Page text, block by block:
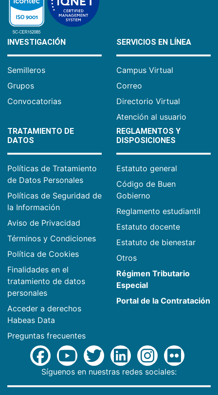
INVESTIGACIÓN
Semilleros
Grupos
Convocatorias
SERVICIOS EN LÍNEA
Campus Virtual
Correo
Directorio Virtual
Atención al usuario
TRATAMIENTO DE
DATOS
Políticas de Tratamiento
de Datos Personales
Políticas de Seguridad de
la Información
Aviso de Privacidad
Términos y Condiciones
Política de Cookies
Finalidades en el
tratamiento de datos
personales
Acceder a derechos
Habeas Data
Preguntas frecuentes
REGLAMENTOS Y
DISPOSICIONES
Estatuto general
Código de Buen
Gobierno
Reglamento estudiantil
Estatuto docente
Estatuto de bienestar
Otros
Régimen Tributario
Especial
Portal de la Contratación
Síguenos en nuestras redes sociales: